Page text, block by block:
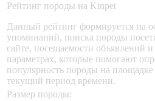
Рейтинг породы на Kinpet
Данный рейтинг формируется на
упоминаний, поиска породы
сайте, посещаемости объявлений и
параметрах, которые помогают
популярность породы на
текущий период времени.
Размер породы: